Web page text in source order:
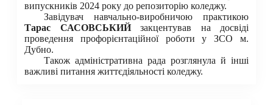
випускників 2024 року до репозиторію коледжу.
Завідувач навчально-виробничою практикою
Тарас САСОВСЬКИЙзакцентував на досвіді
проведення профорієнтаційної роботи у ЗСО м.
Дубно.
Також адміністративна рада розглянула й інші
важливі питання життєдіяльності коледжу.